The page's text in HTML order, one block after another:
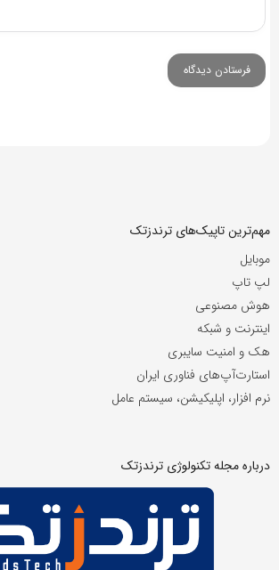
مهم‌ترین تاپیک‌های ترندزتک
موبایل
لپ تاپ
هوش مصنوعی
اینترنت و شبکه
هک و امنیت سایبری
استارت‌آپ‌های فناوری ایران
نرم افزار، اپلیکیشن، سیستم عامل
درباره مجله تکنولوژی ترندزتک